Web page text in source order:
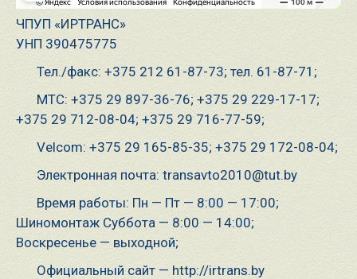
ЧПУП «ИРТРАНС»
УНП 390475775
Тел./факс: +375 212 61-87-73; тел. 61-87-71;
МТС: +375 29 897-36-76; +375 29 229-17-17;
+375 29 712-08-04; +375 29 716-77-59;
Velcom: +375 29 165-85-35; +375 29 172-08-04;
Электронная почта: transavto2010@tut.by
Время работы: Пн — Пт — 8:00 — 17:00;
Шиномонтаж Суббота — 8:00 — 14:00;
Воскресенье — выходной;
Официальный сайт — http://irtrans.by